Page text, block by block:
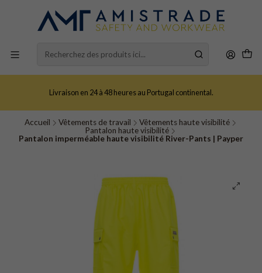
Livraison en 24 à 48 heures au Portugal continental.
Accueil Vêtements de travail
Vêtements haute visibilité
Pantalon haute visibilité
Pantalon imperméable haute visibilité River-Pants | Payper